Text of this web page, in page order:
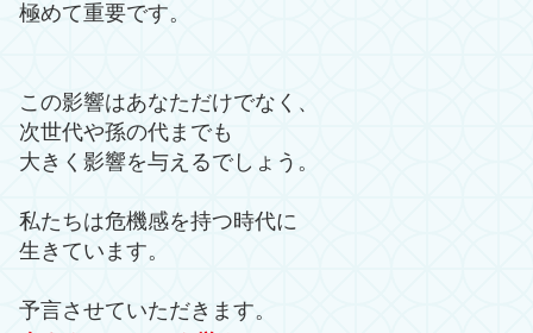
極めて重要です。
この影響はあなただけでなく、
次世代や孫の代までも
大きく影響を与えるでしょう。
私たちは危機感を持つ時代に
生きています。
予言させていただきます。